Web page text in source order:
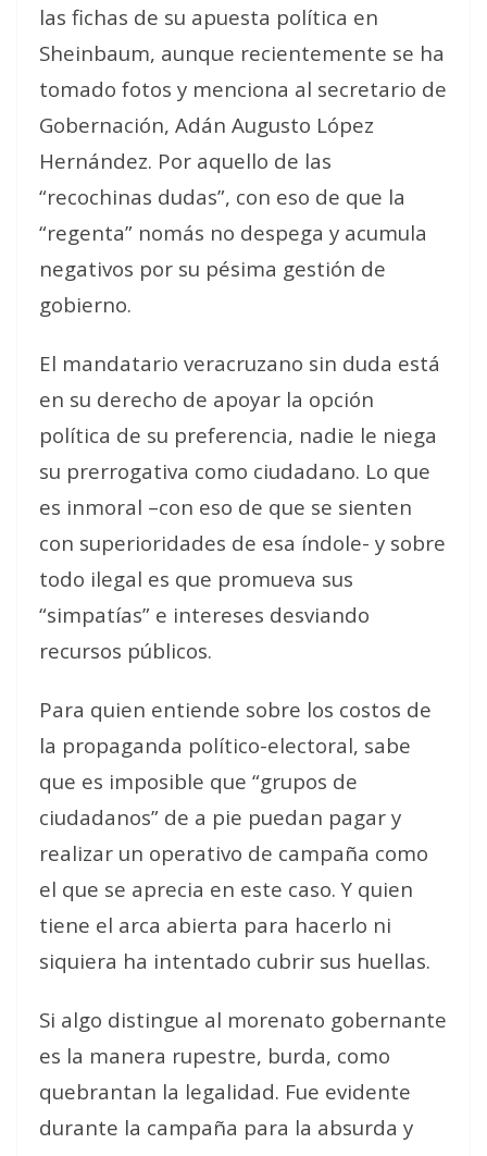
las fichas de su apuesta política en
Sheinbaum, aunque recientemente se ha
tomado fotos y menciona al secretario de
Gobernación, Adán Augusto López
Hernández. Por aquello de las
“recochinas dudas”, con eso de que la
“regenta” nomás no despega y acumula
negativos por su pésima gestión de
gobierno.
El mandatario veracruzano sin duda está
en su derecho de apoyar la opción
política de su preferencia, nadie le niega
su prerrogativa como ciudadano. Lo que
es inmoral –con eso de que se sienten
con superioridades de esa índole- y sobre
todo ilegal es que promueva sus
“simpatías” e intereses desviando
recursos públicos.
Para quien entiende sobre los costos de
la propaganda político-electoral, sabe
que es imposible que “grupos de
ciudadanos” de a pie puedan pagar y
realizar un operativo de campaña como
el que se aprecia en este caso. Y quien
tiene el arca abierta para hacerlo ni
siquiera ha intentado cubrir sus huellas.
Si algo distingue al morenato gobernante
es la manera rupestre, burda, como
quebrantan la legalidad. Fue evidente
durante la campaña para la absurda y